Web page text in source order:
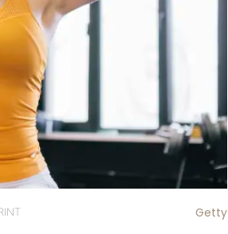
Getty